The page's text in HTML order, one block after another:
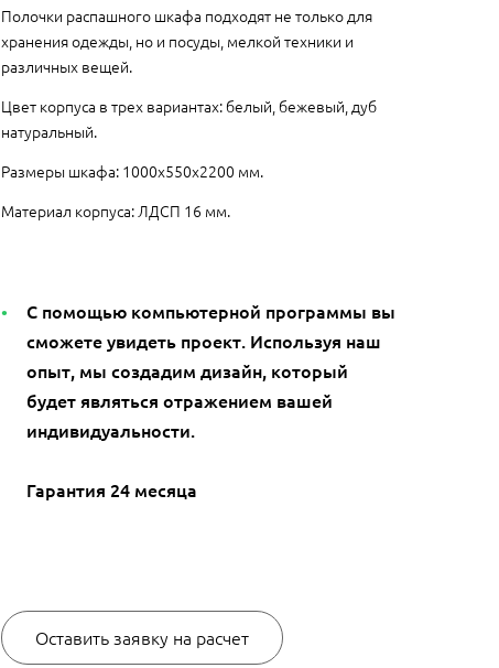
Полочки распашного шкафа подходят не только для
хранения одежды, но и посуды, мелкой техники и
различных вещей.
Цвет корпуса в трех вариантах: белый, бежевый, дуб
натуральный.
Размеры шкафа: 1000x550x2200 мм.
Материал корпуса: ЛДСП 16 мм.
С помощью компьютерной программы вы
сможете увидеть проект. Используя наш
опыт, мы создадим дизайн, который
будет являться отражением вашей
индивидуальности.
Гарантия 24 месяца
Оставить заявку на расчет